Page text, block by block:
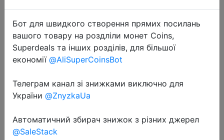
$13.99
Промокод:
Бот для швидкого створення прямих посилань
вашого товару на роздліли монет Coins,
Superdeals та інших розділів, для більшої
економії @AliSuperCoinsBot
Телеграм канал зі знижками виключно для
України @ZnyzkaUa
Автоматичний збирач знижок з різних джерел
@SaleStack